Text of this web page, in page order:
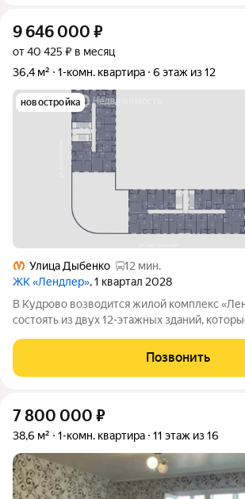
9 646 000 ₽
от 40 425 ₽ в месяц
36,4 м²
1-комн. квартира 6 этаж из 12
новостройка
Улица Дыбенко
12 мин.
ЖК «Лендлер», 1 квартал 2028
В Кудрово возводится жилой комплекс
состоять из двух 12-этажных зданий,
словно пару в танце. Название комплекса
старинным парным танцем лендлером,
Позвонить
7 800 000 ₽
38,6 м² 1-комн. квартира 11 этаж из 16